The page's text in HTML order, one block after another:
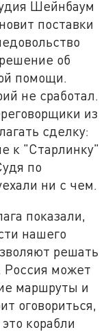
Шейнбаум
поставки
об
помощи.
не сработал.
из
сделку:
к "Старлинку"
по
ни с чем.
показали,
нашего
решать
Россия может
маршруты и
оговориться,
корабли